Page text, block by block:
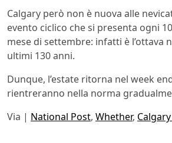
Calgary però non è nuova alle
evento ciclico che si presenta ogni
mese di settembre: infatti è l’ottava
ultimi 130 anni.
Dunque, l’estate ritorna nel week
rientreranno nella norma
Via | National Post, Whether,